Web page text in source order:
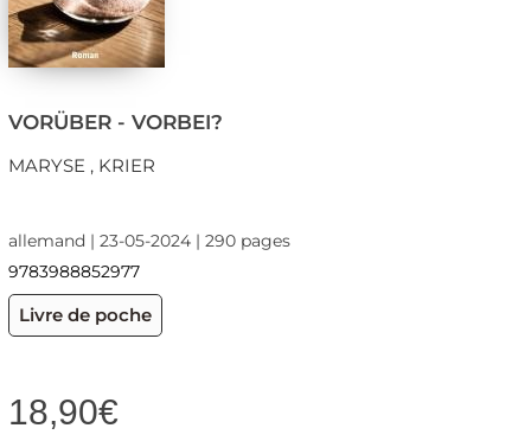
VORÜBER - VORBEI?
MARYSE , KRIER
allemand | 23-05-2024 | 290 pages
9783988852977
Livre de poche
18,90€